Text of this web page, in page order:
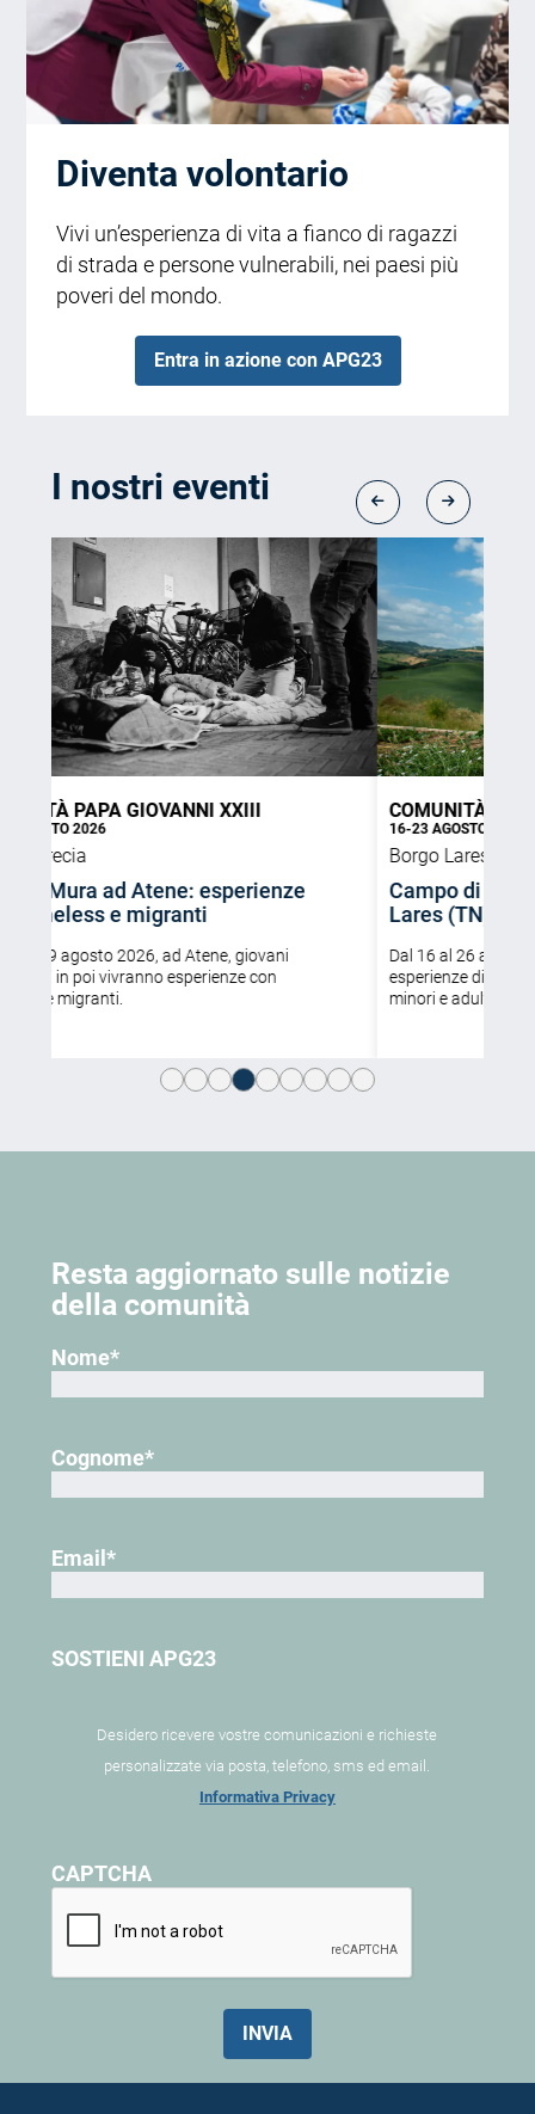
Diventa volontario
Vivi un’esperienza di vita a fianco di ragazzi
di strada e persone vulnerabili, nei paesi più
poveri del mondo.
Entra in azione con APG23
I nostri eventi
COMUNITÀ PAPA GIOVANNI XXIII
16-23 AGOSTO 2026
Borgo Lares | Trento (TN)
Campo di Condivisione a Borgo
Lares (TN)
Dal 16 al 26 agosto 2026, giovani vivranno
esperienze di volontariato a Borgo Lares con
minori e adulti ex detenuti.
16-26
Dal 16
Resta aggiornato sulle notizie
della comunità
Nome*
Cognome*
Email *
SOSTIENI APG23
Desidero ricevere vostre comunicazioni e richieste
personalizzate via posta, telefono, sms ed email.
Informativa Privacy
CAPTCHA